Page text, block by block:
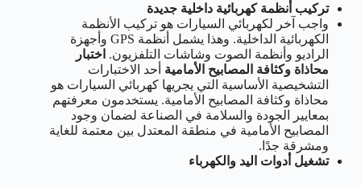
تركيب أنظمة كهربائية داخلية جديدة
واجب آخر لكهربائي السيارات هو تركيب الأنظمة
الكهربائية الداخلية. وهذا يشمل أنظمة GPS وأجهزة
الراديو وأنظمة الصوت وشاشات التلفزيون. اختبار
محاذاة وكثافة المصابيح الأمامية أحد الاختبارات
التشخيصية الأساسية التي يجريها كهربائي السيارات هو
محاذاة وكثافة المصابيح الأمامية. يستخدمون معرفتهم
بمعايير الجودة والسلامة في الصناعة لضمان وجود
المصابيح الأمامية في منطقة المعتدل بين معتمة للغاية
ومشرقة جدًا.
تشغيل أدوات اليد والكهرباء